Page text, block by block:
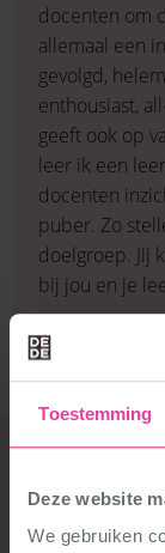
Toestemming
Deze website
We gebruiken
docenten om
allemaal een
gevolgd,
enthousiast,
geeft ook op
leer ik een
docenten
puber. Zo
doelgroep. Jij
bij jou en je
Voor